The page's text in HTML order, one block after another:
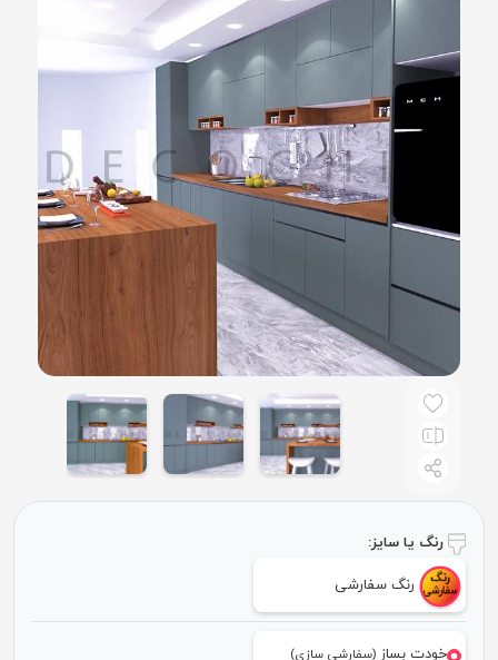
رنگ یا سایز:
رنگ سفارشی
خودت بساز(سفارشی سازی)